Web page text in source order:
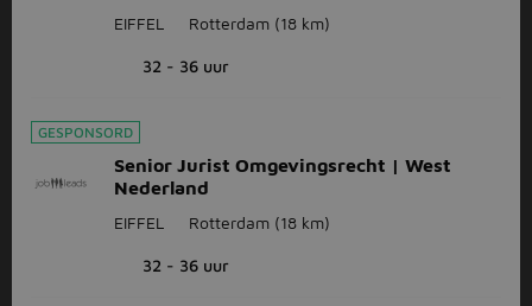
EIFFEL Rotterdam (18 km)
32 - 36 uur
GESPONSORD
Senior Jurist Omgevingsrecht | West
Nederland
EIFFEL Rotterdam (18 km)
32 - 36 uur